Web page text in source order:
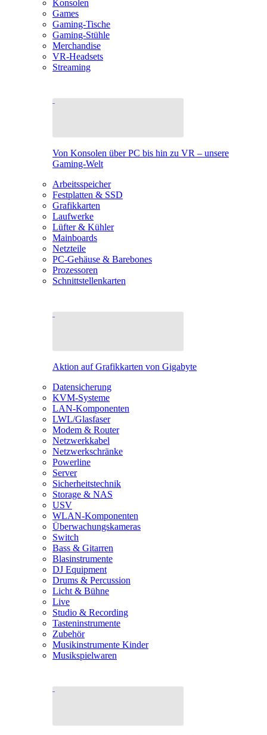
Konsolen
Games
Gaming-Tische
Gaming-Stühle
Merchandise
VR-Headsets
Streaming
Von Konsolen über PC bis hin zu VR – unsere
Gaming-Welt
Arbeitsspeicher
Festplatten & SSD
Grafikkarten
Laufwerke
Lüfter & Kühler
Mainboards
Netzteile
PC-Gehäuse & Barebones
Prozessoren
Schnittstellenkarten
Aktion auf Grafikkarten von Gigabyte
Datensicherung
KVM-Systeme
LAN-Komponenten
LWL/Glasfaser
Modem & Router
Netzwerkkabel
Netzwerkschränke
Powerline
Server
Sicherheitstechnik
Storage & NAS
USV
WLAN-Komponenten
Überwachungskameras
Switch
Bass & Gitarren
Blasinstrumente
DJ Equipment
Drums & Percussion
Licht & Bühne
Live
Studio & Recording
Tasteninstrumente
Zubehör
Musikinstrumente Kinder
Musikspielwaren